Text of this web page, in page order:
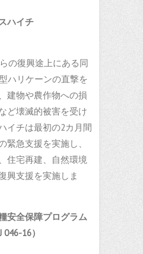
タスハイチ
の復興途上にある同
ハリケーンの直撃を
建物や農作物への損
ど壊滅的被害を受け
イチは最初の2カ月間
緊急支援を実施し、
住宅再建、自然環境
興支援を実施しま
安全保障プログラム
046-16）